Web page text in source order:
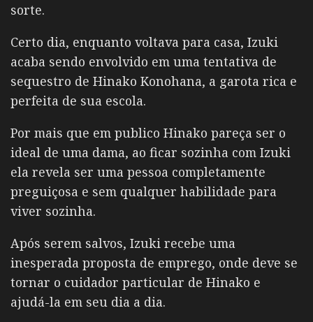
sorte.
Certo dia, enquanto voltava para casa, Izuki
acaba sendo envolvido em uma tentativa de
sequestro de Hinako Konohana, a garota rica e
perfeita de sua escola.
Por mais que em publico Hinako pareça ser o
ideal de uma dama, ao ficar sozinha com Izuki
ela revela ser uma pessoa completamente
preguiçosa e sem qualquer habilidade para
viver sozinha.
Após serem salvos, Izuki recebe uma
inesperada proposta de emprego, onde deve se
tornar o cuidador particular de Hinako e
ajudá-la em seu dia a dia.